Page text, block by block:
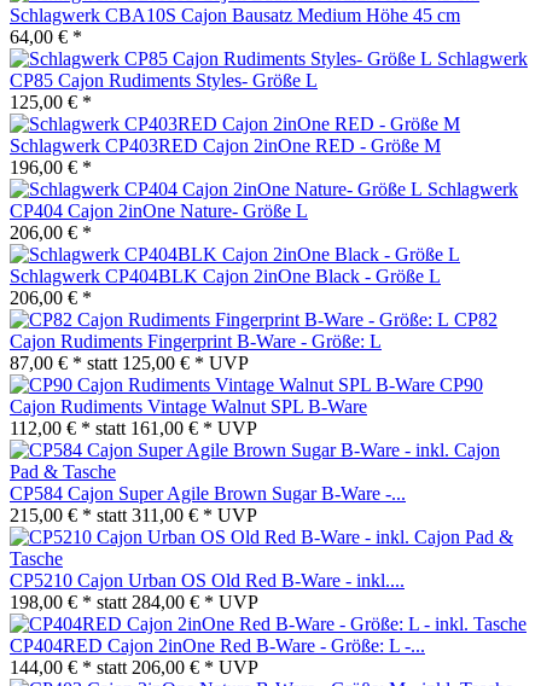
Schlagwerk CBA10S Cajon Bausatz Medium Höhe 45 cm
64,00 € *
Schlagwerk
CP85 Cajon Rudiments Styles- Größe L
125,00 € *
Schlagwerk CP403RED Cajon 2inOne RED - Größe M
196,00 € *
Schlagwerk
CP404 Cajon 2inOne Nature- Größe L
206,00 € *
Schlagwerk CP404BLK Cajon 2inOne Black - Größe L
206,00 € *
CP82
Cajon Rudiments Fingerprint B-Ware - Größe: L
87,00 € * statt 125,00 € * UVP
CP90
Cajon Rudiments Vintage Walnut SPL B-Ware
112,00 € * statt 161,00 € * UVP
CP584 Cajon Super Agile Brown Sugar B-Ware -...
215,00 € * statt 311,00 € * UVP
CP5210 Cajon Urban OS Old Red B-Ware - inkl....
198,00 € * statt 284,00 € * UVP
CP404RED Cajon 2inOne Red B-Ware - Größe: L -...
144,00 € * statt 206,00 € * UVP